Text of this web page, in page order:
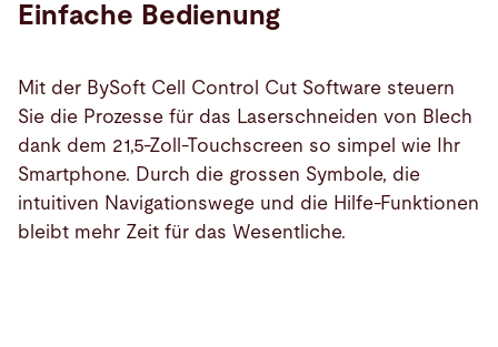
Einfache Bedienung
Mit der BySoft Cell Control Cut Software steuern
Sie die Prozesse für das Laserschneiden von Blech
dank dem 21,5-Zoll-Touchscreen so simpel wie Ihr
Smartphone. Durch die grossen Symbole, die
intuitiven Navigationswege und die Hilfe-Funktionen
bleibt mehr Zeit für das Wesentliche.